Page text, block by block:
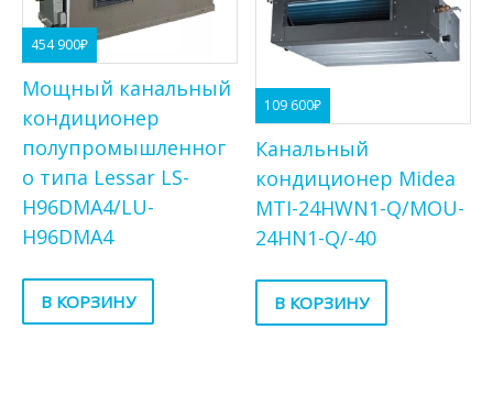
454 900₽
Мощный канальный
кондиционер
полупромышленног
о типа Lessar LS-
H96DMA4/LU-
H96DMA4
В КОРЗИНУ
109 600₽
Канальный
кондиционер Midea
MTI-24HWN1-Q/MOU-
24HN1-Q/-40
В КОРЗИНУ